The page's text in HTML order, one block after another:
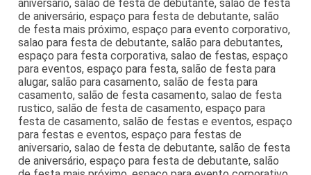
aniversario, salao de festa de debutante, salão de festa
de aniversário, espaço para festa de debutante, salão
de festa mais próximo, espaço para evento corporativo,
salao para festa de debutante, salão para debutantes,
espaço para festa corporativa, salao de festas, espaço
para eventos, espaço para festa, salão de festa para
alugar, salão para casamento, salão de festa para
casamento, salão de festa casamento, salao de festa
rustico, salão de festa de casamento, espaço para
festa de casamento, salão de festas e eventos, espaço
para festas e eventos, espaço para festas de
aniversario, salao de festa de debutante, salão de festa
de aniversário, espaço para festa de debutante, salão